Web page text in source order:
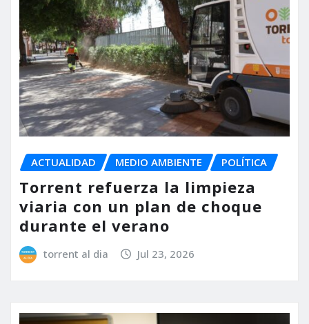
ACTUALIDAD MEDIO AMBIENTE POLÍTICA
Torrent refuerza la limpieza
viaria con un plan de choque
durante el verano
torrent al dia Jul 23, 2026